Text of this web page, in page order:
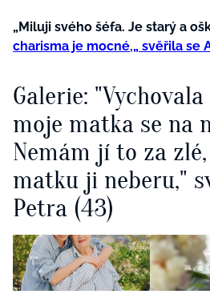
„Miluji svého šéfa. Je starý a
charisma je mocné,„ svěřila se
Galerie:
moje matka se na
Nemám jí to za
matku ji neberu,"
Petra (43)